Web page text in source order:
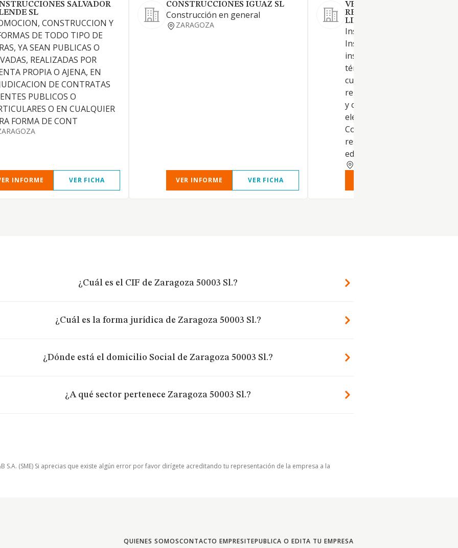
SALVADOR
SL
CONSTRUCCION Y
DE TODO TIPO DE
YA SEAN PUBLICAS O
REALIZADAS POR
PROPIA O AJENA, EN
DE CONTRATAS
PUBLICOS O
O EN CUALQUIER
FORMA DE CONT
INFORME VER FICHA
CONSTRUCCIONES IGUAZ SL
Construcción en general
ZARAGOZA
VER INFORME VER FICHA
VED CONSTRUCTION AND
RENOVATION SOCIEDAD
LIMITADA.
Instalaciones eléctricas.
Instalación y reparación de
instalaciones de energía
térmica, fotovoltaica, eólica y
cualquier otro tipo de
renovable. Montaje de
y cubiertas e instalaciones
eléctricas en general.
Construcción de edificios
residenciales. Construcción
edificios.
¿Cuál es el CIF de Zaragoza 50003 Sl.?
¿Cuál es la forma jurídica de Zaragoza 50003 Sl.?
¿Dónde está el domicilio Social de Zaragoza 50003 Sl.?
¿A qué sector pertenece Zaragoza 50003 Sl.?
(SME) Si aprecias que existe algún error por favor dirígete acreditando tu representación de la empresa a la
QUIENES SOMOSCONTACTO EMPRESITEPUBLICA O EDITA TU EMPRESA